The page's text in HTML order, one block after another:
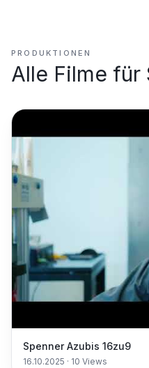
PRODUKTIONEN
Alle Filme für
Spenner Azubis 16zu9
16.10.2025 · 10 Views